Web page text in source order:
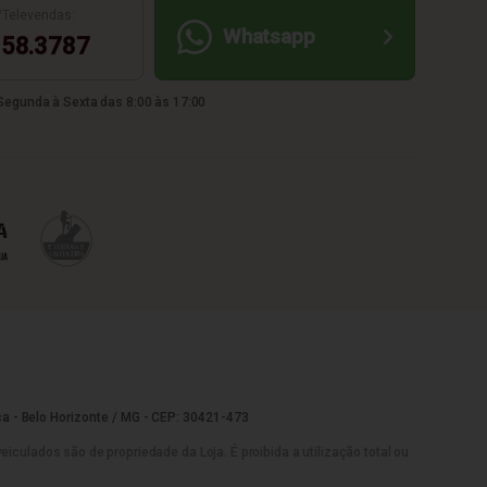
Whatsapp
à Sexta das 8:00 às 17:00
- Belo Horizonte / MG - CEP: 30421-473